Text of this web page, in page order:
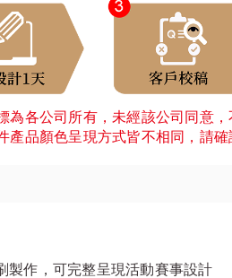
各公司所有，未經該公司同意
產品顏色呈現方式皆不相同，請
製作，可完整呈現活動賽事設計